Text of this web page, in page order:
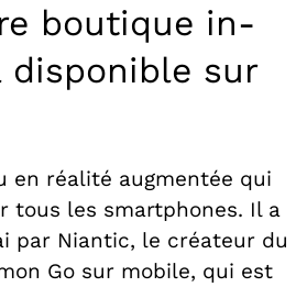
boutique in-
disponible sur
en réalité augmentée qui
tous les smartphones. Il a
par Niantic, le créateur du
Go sur mobile, qui est